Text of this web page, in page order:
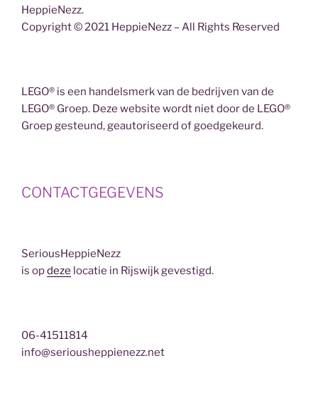
HeppieNezz.
Copyright © 2021 HeppieNezz – All Rights Reserved
LEGO® is een handelsmerk van de bedrijven van de
LEGO® Groep. Deze website wordt niet door de LEGO®
Groep gesteund, geautoriseerd of goedgekeurd.
CONTACTGEGEVENS
SeriousHeppieNezz
is opdeze locatie in Rijswijk gevestigd.
06-41511814
info@seriousheppienezz.net